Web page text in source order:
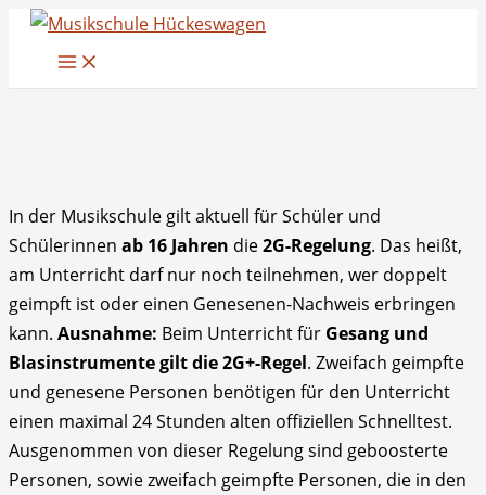
Zum
In der Musikschule gilt aktuell für Schüler und
Schülerinnen ab 16 Jahren die2G-Regelung. Das heißt,
am Unterricht darf nur noch teilnehmen, wer doppelt
geimpft ist oder einen Genesenen-Nachweis erbringen
kann. Ausnahme: Beim Unterricht für Gesang und
Blasinstrumente gilt die 2G+-Regel. Zweifach geimpfte
und genesene Personen benötigen für den Unterricht
einen maximal 24 Stunden alten offiziellen Schnelltest.
Ausgenommen von dieser Regelung sind geboosterte
Personen, sowie zweifach geimpfte Personen, die in den